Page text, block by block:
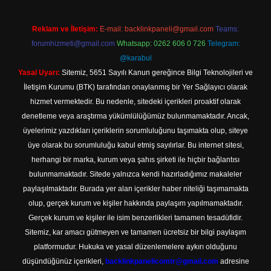
Reklam ve İletişim: E-mail: backlinkpaneli@gmail.com Teams:
forumhizmeti@gmail.com Whatsapp: 0262 606 0 726 Telegram:
@karabul
Yasal Uyarı: Sitemiz, 5651 Sayılı Kanun gereğince Bilgi Teknolojileri ve
İletişim Kurumu (BTK) tarafından onaylanmış bir Yer Sağlayıcı olarak
hizmet vermektedir. Bu nedenle, sitedeki içerikleri proaktif olarak
denetleme veya araştırma yükümlülüğümüz bulunmamaktadır. Ancak,
üyelerimiz yazdıkları içeriklerin sorumluluğunu taşımakta olup, siteye
üye olarak bu sorumluluğu kabul etmiş sayılırlar. Bu internet sitesi,
herhangi bir marka, kurum veya şahıs şirketi ile hiçbir bağlantısı
bulunmamaktadır. Sitede yalnızca kendi hazırladığımız makaleler
paylaşılmaktadır. Burada yer alan içerikler haber niteliği taşımamakta
olup, gerçek kurum ve kişiler hakkında paylaşım yapılmamaktadır.
Gerçek kurum ve kişiler ile isim benzerlikleri tamamen tesadüfidir.
Sitemiz, kar amacı gütmeyen ve tamamen ücretsiz bir bilgi paylaşım
platformudur. Hukuka ve yasal düzenlemelere aykırı olduğunu
düşündüğünüz içerikleri, backlinkpanelicomtr@gmail.com adresine